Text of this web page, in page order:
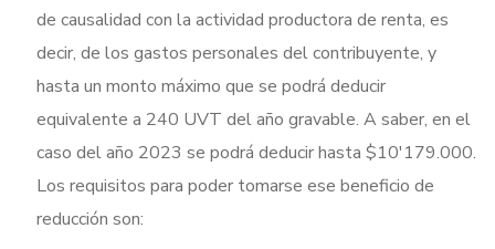
de causalidad con la actividad productora de renta, es
decir, de los gastos personales del contribuyente, y
hasta un monto máximo que se podrá deducir
equivalente a 240 UVT del año gravable. A saber, en el
caso del año 2023 se podrá deducir hasta $10′179.000.
Los requisitos para poder tomarse ese beneficio de
reducción son: